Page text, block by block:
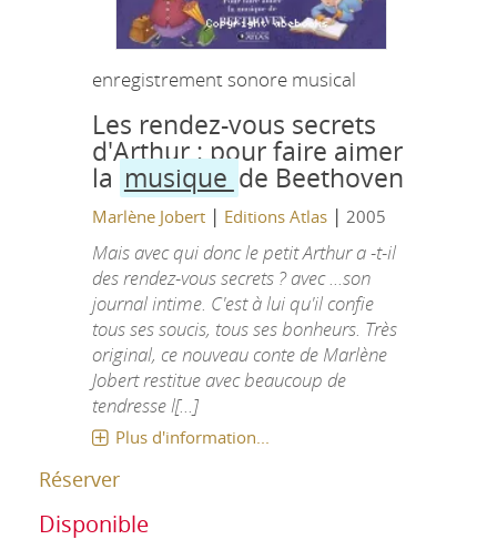
enregistrement sonore musical
Les rendez-vous secrets
d'Arthur : pour faire aimer
la musique de Beethoven
Marlène Jobert | Editions Atlas| 2005
Mais avec qui donc le petit Arthur a -t-il
des rendez-vous secrets ? avec ...son
journal intime. C'est à lui qu'il confie
tous ses soucis, tous ses bonheurs. Très
original, ce nouveau conte de Marlène
Jobert restitue avec beaucoup de
tendresse l[...]
Plus d'information...
Réserver
Disponible